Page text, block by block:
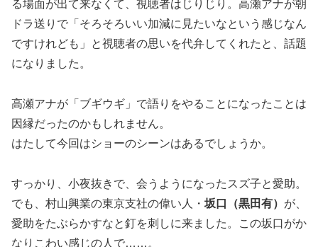
る場面が出て来なくて、視聴者はじりじり。高瀬アナが朝
ドラ送りで「そろそろいい加減に見たいなという感じなん
ですけれども」と視聴者の思いを代弁してくれたと、話題
になりました。
高瀬アナが「ブギウギ」で語りをやることになったことは
因縁だったのかもしれません。
はたして今回はショーのシーンはあるでしょうか。
すっかり、小夜抜きで、会うようになったスズ子と愛助。
でも、村山興業の東京支社の偉い人・ 坂口（黒田有） が、
愛助をたぶらかすなと釘を刺しに来ました。この坂口がか
なりこわい感じの人で……。